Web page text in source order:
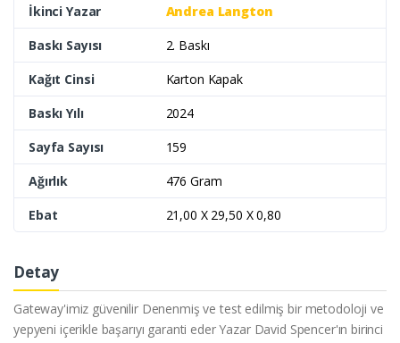
İkinci Yazar
Andrea Langton
Baskı Sayısı
2. Baskı
Kağıt Cinsi
Karton Kapak
Baskı Yılı
2024
Sayfa Sayısı
159
Ağırlık
476 Gram
Ebat
21,00 X 29,50 X 0,80
Detay
Gateway'imiz güvenilir Denenmiş ve test edilmiş bir metodoloji ve
yepyeni içerikle başarıyı garanti eder Yazar David Spencer'ın birinci